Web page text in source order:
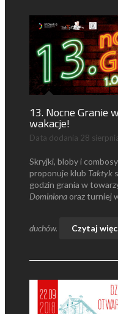
13. Nocne Granie
wakacje!
Data dodania 28
Skryjki, bloby i
proponuje klub Taktyk
godzin grania w
Dominiona oraz turniej
duchów. Czytaj